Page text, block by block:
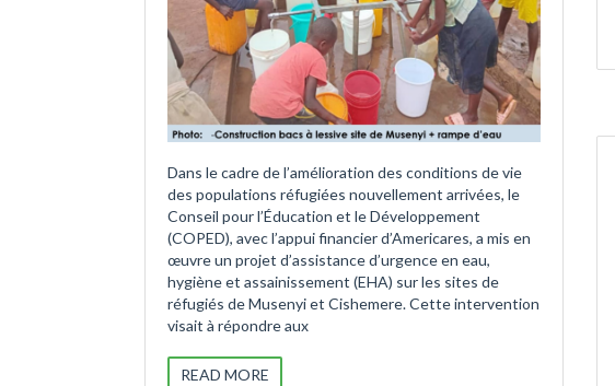
Dans le cadre de l’amélioration des conditions de vie
des populations réfugiées nouvellement arrivées, le
Conseil pour l’Éducation et le Développement
(COPED), avec l’appui financier d’Americares, a mis en
œuvre un projet d’assistance d’urgence en eau,
hygiène et assainissement (EHA) sur les sites de
réfugiés de Musenyi et Cishemere. Cette intervention
visait à répondre aux
READ MORE